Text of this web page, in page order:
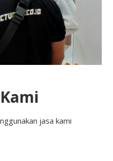
jasa kami